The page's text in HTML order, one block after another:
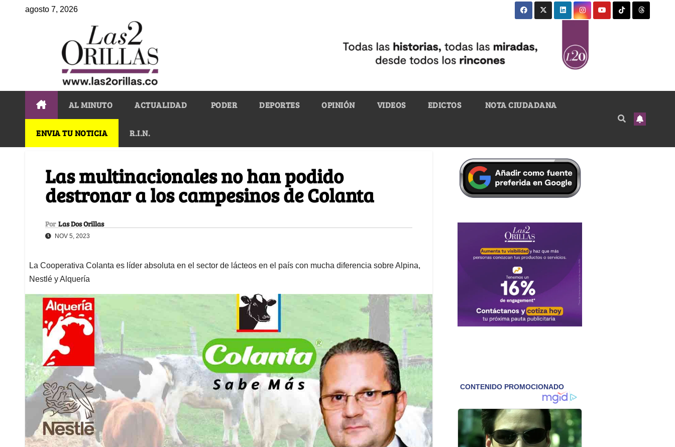
agosto 7, 2026
AL MINUTO ACTUALIDAD PODER DEPORTES OPINIÓN VIDEOS EDICTOS NOTA CIUDADANA
ENVIA TU NOTICIA R.I.N.
Las multinacionales no han podido
destronar a los campesinos de Colanta
Por Las Dos Orillas
NOV 5, 2023
La Cooperativa Colanta es líder absoluta en el sector de lácteos en el país con mucha diferencia sobre Alpina,
Nestlé y Alquería